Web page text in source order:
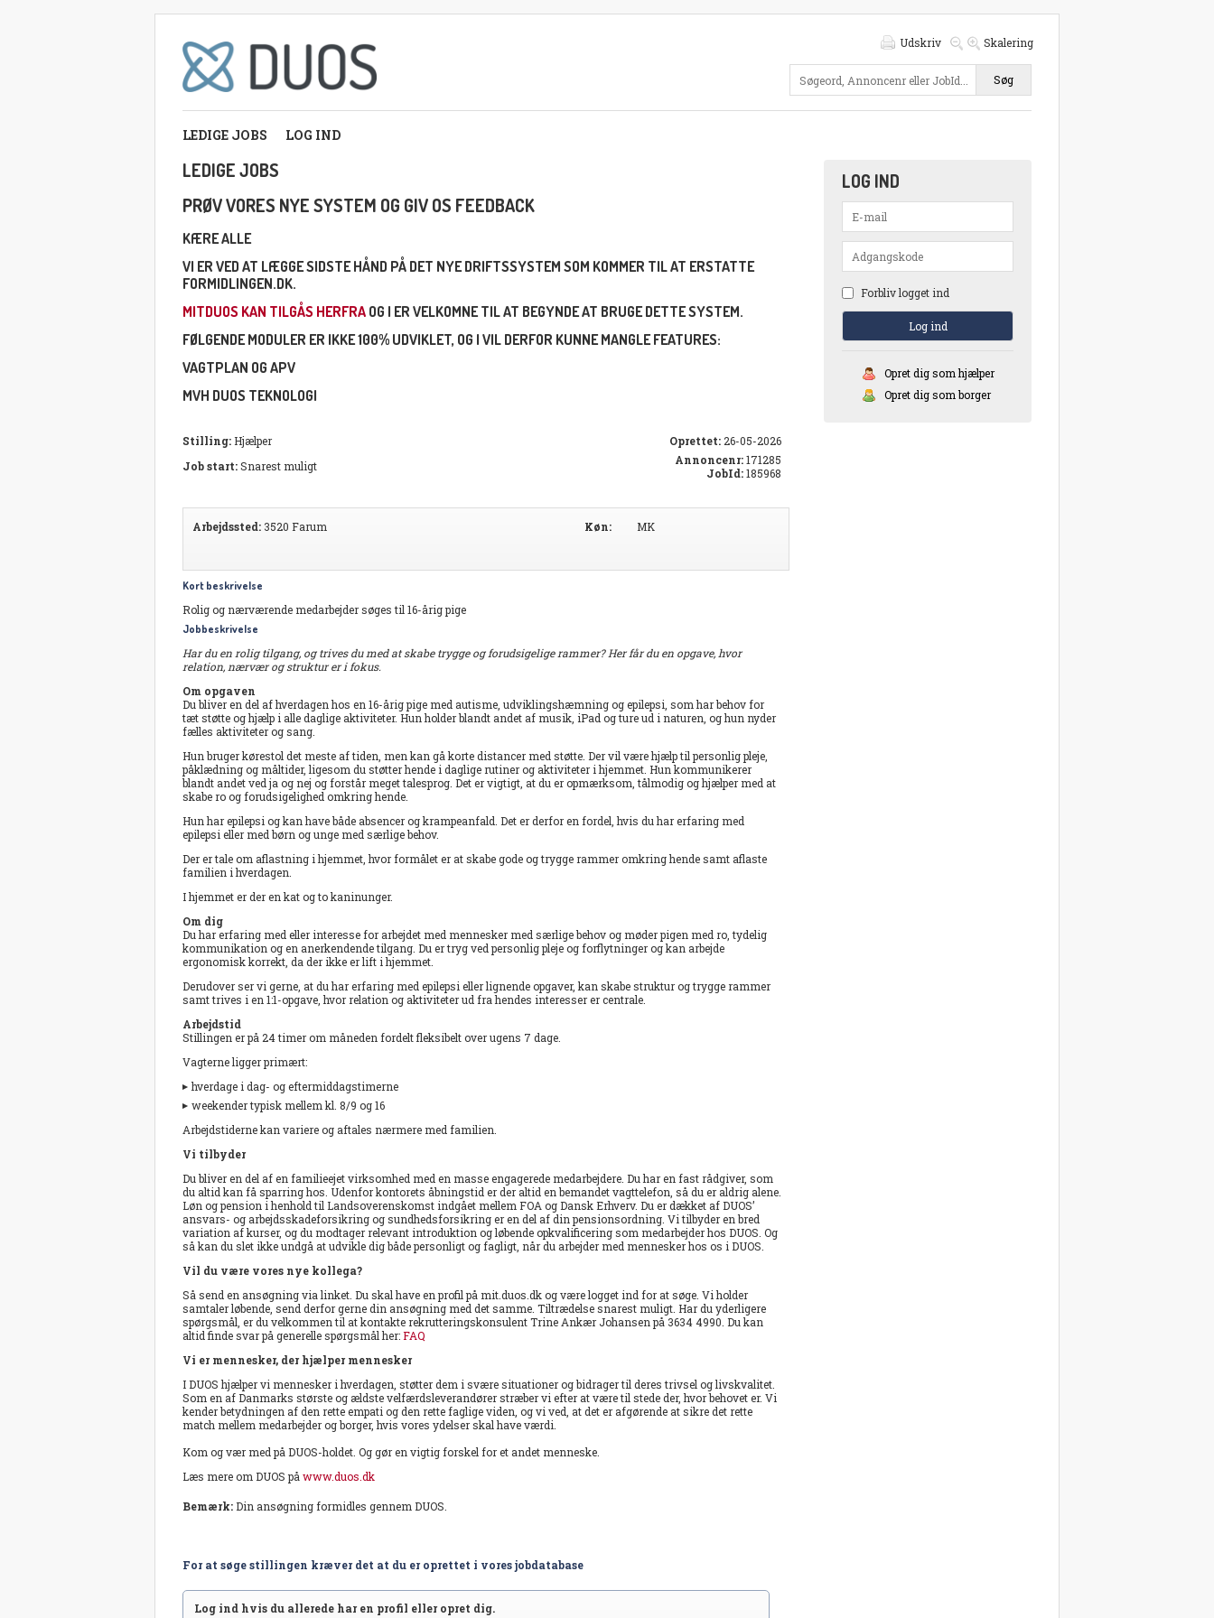
Udskriv Skalering
Søg
LEDIGE JOBS LOG IND
LEDIGE JOBS
PRØV VORES NYE SYSTEM OG GIV OS FEEDBACK
KÆRE ALLE
VI ER VED AT LÆGGE SIDSTE HÅND PÅ DET NYE DRIFTSSYSTEM SOM KOMMER TIL AT ERSTATTE
FORMIDLINGEN.DK.
MITDUOS KAN TILGÅS HERFRA OG I ER VELKOMNE TIL AT BEGYNDE AT BRUGE DETTE SYSTEM.
FØLGENDE MODULER ER IKKE 100% UDVIKLET, OG I VIL DERFOR KUNNE MANGLE FEATURES:
VAGTPLAN OG APV
MVH DUOS TEKNOLOGI
Stilling: Hjælper Oprettet: 26-05-2026
Job start:Snarest muligt Annoncenr:171285
JobId:185968
Arbejdssted: 3520 Farum Køn: MK
Kort beskrivelse
Rolig og nærværende medarbejder søges til 16-årig pige
Jobbeskrivelse
Har du en rolig tilgang, og trives du med at skabe trygge og forudsigelige rammer? Her får du en opgave, hvor
relation, nærvær og struktur er i fokus.
Om opgaven
Du bliver en del af hverdagen hos en 16-årig pige med autisme, udviklingshæmning og epilepsi, som har behov for
tæt støtte og hjælp i alle daglige aktiviteter. Hun holder blandt andet af musik, iPad og ture ud i naturen, og hun nyder
fælles aktiviteter og sang.
Hun bruger kørestol det meste af tiden, men kan gå korte distancer med støtte. Der vil være hjælp til personlig pleje,
påklædning og måltider, ligesom du støtter hende i daglige rutiner og aktiviteter i hjemmet. Hun kommunikerer
blandt andet ved ja og nej og forstår meget talesprog. Det er vigtigt, at du er opmærksom, tålmodig og hjælper med at
skabe ro og forudsigelighed omkring hende.
Hun har epilepsi og kan have både absencer og krampeanfald. Det er derfor en fordel, hvis du har erfaring med
epilepsi eller med børn og unge med særlige behov.
Der er tale om aflastning i hjemmet, hvor formålet er at skabe gode og trygge rammer omkring hende samt aflaste
familien i hverdagen.
I hjemmet er der en kat og to kaninunger.
Om dig
Du har erfaring med eller interesse for arbejdet med mennesker med særlige behov og møder pigen med ro, tydelig
kommunikation og en anerkendende tilgang. Du er tryg ved personlig pleje og forflytninger og kan arbejde
ergonomisk korrekt, da der ikke er lift i hjemmet.
Derudover ser vi gerne, at du har erfaring med epilepsi eller lignende opgaver, kan skabe struktur og trygge rammer
samt trives i en 1:1-opgave, hvor relation og aktiviteter ud fra hendes interesser er centrale.
Arbejdstid
Stillingen er på 24 timer om måneden fordelt fleksibelt over ugens 7 dage.
Vagterne ligger primært:
hverdage i dag- og eftermiddagstimerne
weekender typisk mellem kl. 8/9 og 16
Arbejdstiderne kan variere og aftales nærmere med familien.
Vi tilbyder
Du bliver en del af en familieejet virksomhed med en masse engagerede medarbejdere. Du har en fast rådgiver, som
du altid kan få sparring hos. Udenfor kontorets åbningstid er der altid en bemandet vagttelefon, så du er aldrig alene.
Løn og pension i henhold til Landsoverenskomst indgået mellem FOA og Dansk Erhverv. Du er dækket af DUOS’
ansvars- og arbejdsskadeforsikring og sundhedsforsikring er en del af din pensionsordning. Vi tilbyder en bred
variation af kurser, og du modtager relevant introduktion og løbende opkvalificering som medarbejder hos DUOS. Og
så kan du slet ikke undgå at udvikle dig både personligt og fagligt, når du arbejder med mennesker hos os i DUOS.
Vil du være vores nye kollega?
Så send en ansøgning via linket. Du skal have en profil på mit.duos.dk og være logget ind for at søge. Vi holder
samtaler løbende, send derfor gerne din ansøgning med det samme. Tiltrædelse snarest muligt. Har du yderligere
spørgsmål, er du velkommen til at kontakte rekrutteringskonsulent Trine Ankær Johansen på 3634 4990. Du kan
altid finde svar på generelle spørgsmål her:FAQ
Vi er mennesker, der hjælper mennesker
I DUOS hjælper vi mennesker i hverdagen, støtter dem i svære situationer og bidrager til deres trivsel og livskvalitet.
Som en af Danmarks største og ældste velfærdsleverandører stræber vi efter at være til stede der, hvor behovet er. Vi
kender betydningen af den rette empati og den rette faglige viden, og vi ved, at det er afgørende at sikre det rette
match mellem medarbejder og borger, hvis vores ydelser skal have værdi.
Kom og vær med på DUOS-holdet. Og gør en vigtig forskel for et andet menneske.
Læs mere om DUOS på www.duos.dk
Bemærk:Din ansøgning formidles gennem DUOS.
For at søge stillingen kræver det at du er oprettet i vores jobdatabase
Log ind hvis du allerede har en profil eller opret dig.
LOG IND
Forbliv logget ind
Opret dig som hjælper
Opret dig som borger